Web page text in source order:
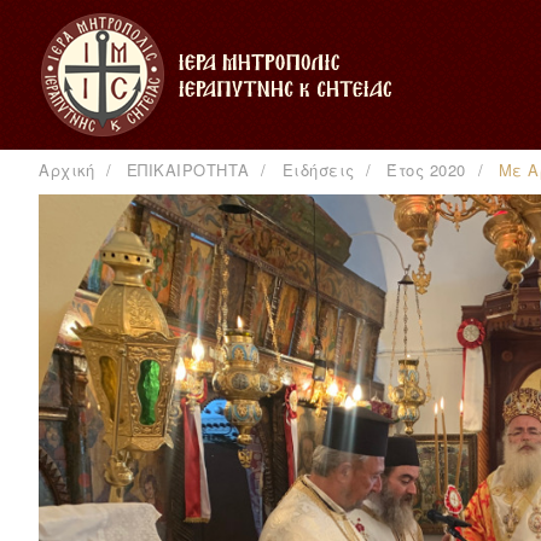
Αρχική ΕΠΙΚΑΙΡΟΤΗΤΑ Ειδήσεις Έτος 2020 Με